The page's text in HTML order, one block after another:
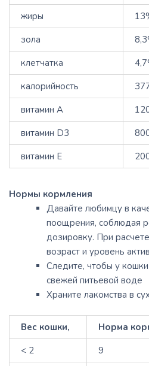
жиры
зола
клетчатка
калорийность
витамин A
витамин D3
витамин E
Нормы кормления
Давайте любимцу в
поощрения, соблюдая
дозировку. При
возраст и уровень
Следите, чтобы у
свежей питьевой воде
Храните лакомства в
Вес кошки,
Норма
< 2
9